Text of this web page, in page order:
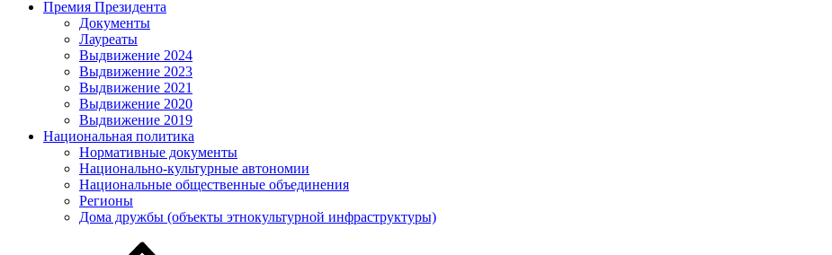
Премия Президента
Документы
Лауреаты
Выдвижение 2024
Выдвижение 2023
Выдвижение 2021
Выдвижение 2020
Выдвижение 2019
Национальная политика
Нормативные документы
Национально-культурные автономии
Национальные общественные объединения
Регионы
Дома дружбы (объекты этнокультурной инфраструктуры)